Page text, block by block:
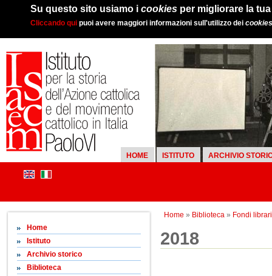
Su questo sito usiamo i cookies per migliorare la
Cliccando qui puoi avere maggiori informazioni sull'utilizzo dei cookies
HOME ISTITUTO ARCHIVIO
Home » Biblioteca» Fondi librari
Home
Istituto
Archivio storico
Biblioteca
2018